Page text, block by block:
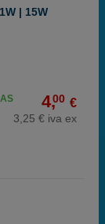
| 15W
4,00 €
3,25 € iva ex